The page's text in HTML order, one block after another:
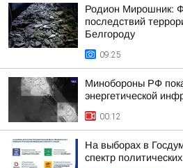
Родион Мирошник:
последствий
Белгороду
09:25
Минобороны РФ
энергетической
00:12
На выборах в
спектр